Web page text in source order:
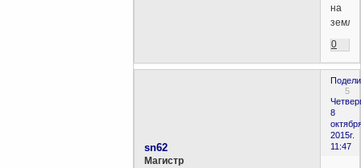
на
0
5
8
2015г.
11:47
sn62
Магистр